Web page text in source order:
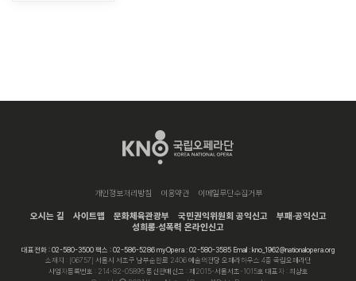
개인정보처리방침 이용약관 이메일무단수집거부
오시는 길 사이트맵 문화체육관광부 국민권익위원회 공익신고
부패·공익신고
성희롱·성폭력 온라인신고
대표전화 : 02-580-3500 팩스 : 02-586-5286 myOpera : 02-580-3585 Email : kno_1962@nationalopera.org
소재지 : [06757] 서울시 서초구 남부순환로 2406 예술의전당 오페라하우스 4층 국립오페라단
사업자등록번호 : 214-82-05895 통신판매신고 : 제2015-서울서초-1015호 대표자 : 최상호